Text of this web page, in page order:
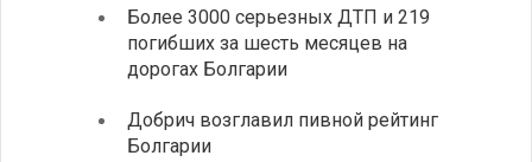
Более 3000 серьезных ДТП и 219
погибших за шесть месяцев на
дорогах Болгарии
Добрич возглавил пивной рейтинг
Болгарии